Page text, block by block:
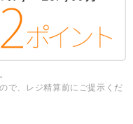
で、レジ精算前にご提示くだ